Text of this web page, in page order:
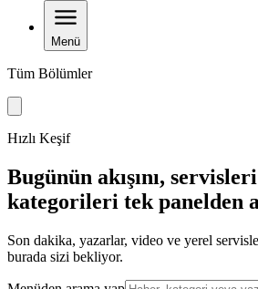
Menü
Tüm Bölümler
Hızlı Keşif
Bugünün akışını,
kategorileri tek panelden
Son dakika, yazarlar, video ve yerel
burada sizi bekliyor.